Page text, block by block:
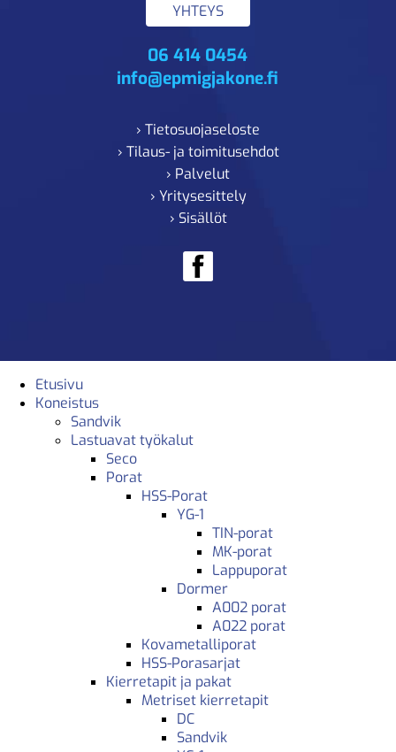
YHTEYS
06 414 0454
info@epmigjakone.fi
› Tietosuojaseloste
› Tilaus- ja toimitusehdot
› Palvelut
› Yritysesittely
› Sisällöt
Etusivu
Koneistus
Sandvik
Lastuavat työkalut
Seco
Porat
HSS-Porat
YG-1
TIN-porat
MK-porat
Lappuporat
Dormer
A002 porat
A022 porat
Kovametalliporat
HSS-Porasarjat
Kierretapit ja pakat
Metriset kierretapit
DC
Sandvik